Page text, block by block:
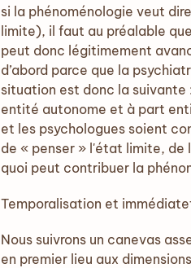
si la phénoménologie veut
limite), il faut au préalable
peut donc légitimement
d’abord parce que la
situation est donc la
entité autonome et à part
et les psychologues soient
de « penser » l'état limite, de
quoi peut contribuer la
Temporalisation et
Nous suivrons un canevas
en premier lieu aux